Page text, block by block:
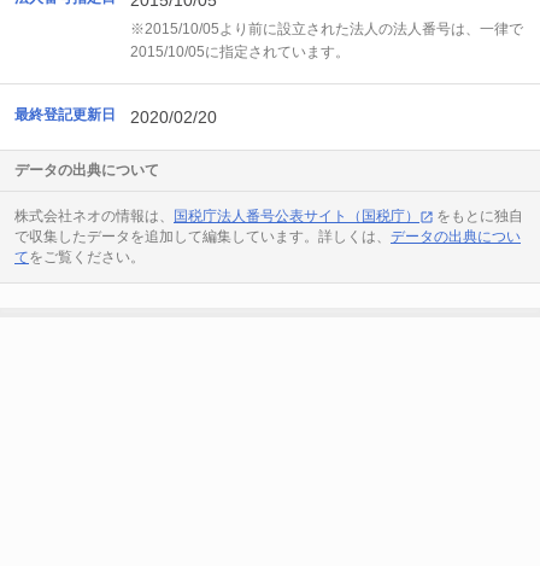
※2015/10/05より前に設立された法人の法人番号は、一律で
2015/10/05に指定されています。
最終登記更新日 2020/02/20
データの出典について
株式会社ネオの情報は、 国税庁法人番号公表サイト（国税庁）
をもとに独自
で収集したデータを追加して編集しています。詳しくは、 データの出典につい
てをご覧ください。